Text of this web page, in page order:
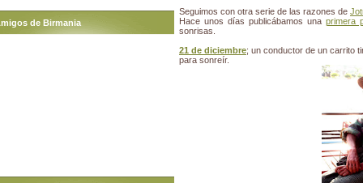
Seguimos con otra serie de las razones de
Hace unos días publicábamos una primera
sonrisas.
21 de diciembre; un conductor de un carrito
para sonreír.
de Birmania